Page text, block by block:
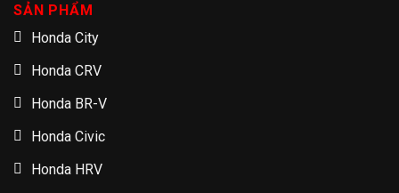
SẢN PHẨM
Honda City
Honda CRV
Honda BR-V
Honda Civic
Honda HRV